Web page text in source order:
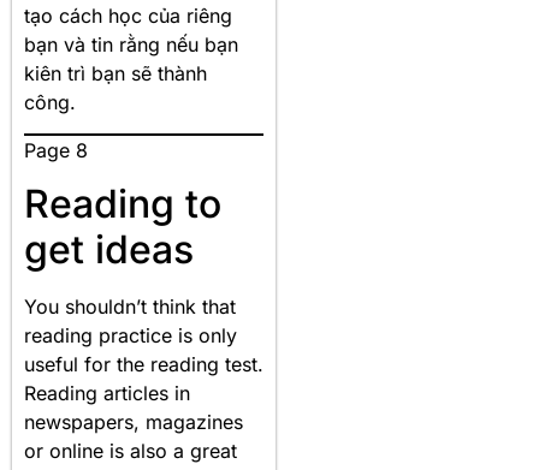
tạo cách học của riêng
bạn và tin rằng nếu bạn
kiên trì bạn sẽ thành
công.
Page 8
Reading to
get ideas
You shouldn’t think that
reading practice is only
useful for the reading test.
Reading articles in
newspapers, magazines
or online is also a great